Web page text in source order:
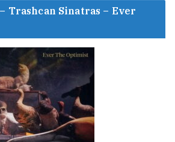
Trashcan Sinatras – Ever